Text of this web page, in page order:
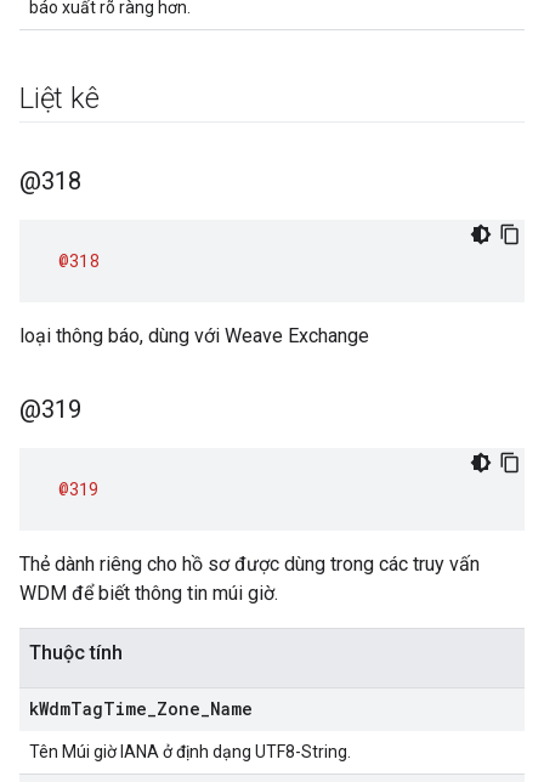
báo xuất rõ ràng hơn.
Liệt kê
@318
@318
loại thông báo, dùng với Weave Exchange
@319
@319
Thẻ dành riêng cho hồ sơ được dùng trong các truy vấn
WDM để biết thông tin múi giờ.
Thuộc tính
kWdmTagTime Zone Name
Tên Múi giờ IANA ở định dạng UTF8-String.